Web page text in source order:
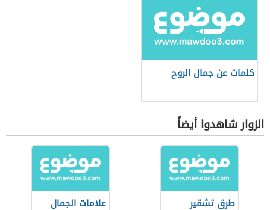
كلمات عن جمال الروح
الزوار شاهدوا أيضاً
طرق تشقير
علامات الجمال